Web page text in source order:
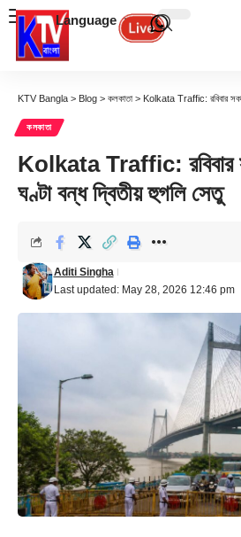
Language
KTV Bangla > Blog > কলকাতা > Kolkata Traffic: রবিবার
কলকাতা
Kolkata Traffic: রবিবার
ঘণ্টা বন্ধ দ্বিতীয় হুগলি সেতু
Last updated: May 28, 2026 12:46 pm
Aditi Singha